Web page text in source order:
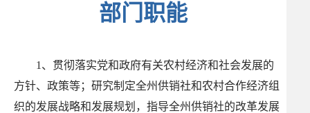
部门职能
1 、贯彻落实党和政府有关农村经济和社会发展的
方针、政策等；研究制定全州供销社和农村合作经济组
织的发展战略和发展规划，指导全州供销社的改革发展